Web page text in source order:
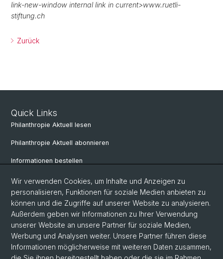
link-new-window internal link in current>www.ruetli-
stiftung.ch
Zurück
Quick Links
Philanthropie Aktuell lesen
Philanthropie Aktuell abonnieren
Informationen bestellen
Weiterbildungskalender
Anmelden für Weiterbildung
Social Media
LinkedIn
Wir verwenden Cookies, um Inhalte und Anzeigen zu
personalisieren, Funktionen für soziale Medien anbieten zu
können und die Zugriffe auf unserer Website zu analysieren.
Außerdem geben wir Informationen zu Ihrer Verwendung
unserer Website an unsere Partner für soziale Medien,
Werbung und Analysen weiter. Unsere Partner führen diese
Informationen möglicherweise mit weiteren Daten zusammen,